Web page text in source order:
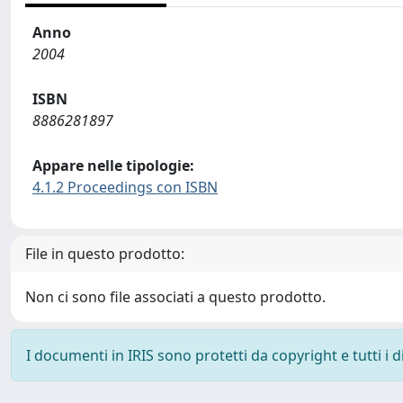
Anno
2004
ISBN
8886281897
Appare nelle tipologie:
4.1.2 Proceedings con ISBN
File in questo prodotto:
Non ci sono file associati a questo prodotto.
I documenti in IRIS sono protetti da copyright e tutti i